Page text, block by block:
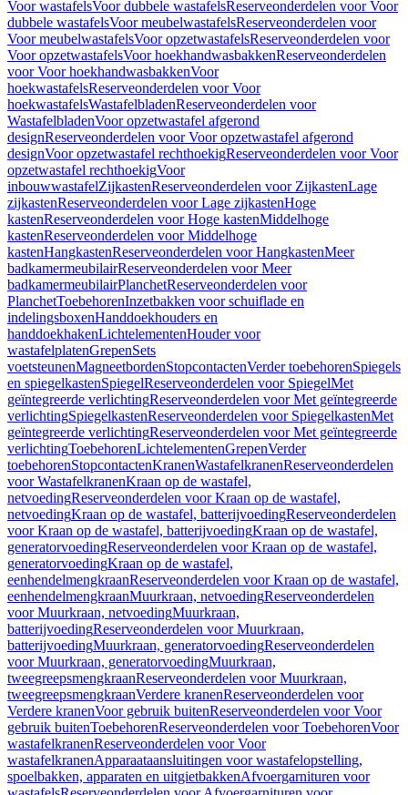
Voor wastafelsVoor dubbele wastafelsReserveonderdelen voor Voor
dubbele wastafelsVoor meubelwastafelsReserveonderdelen voor
Voor meubelwastafelsVoor opzetwastafelsReserveonderdelen voor
Voor opzetwastafelsVoor hoekhandwasbakkenReserveonderdelen
voor Voor hoekhandwasbakkenVoor
hoekwastafelsReserveonderdelen voor Voor
hoekwastafelsWastafelbladenReserveonderdelen voor
WastafelbladenVoor opzetwastafel afgerond
designReserveonderdelen voor Voor opzetwastafel afgerond
designVoor opzetwastafel rechthoekigReserveonderdelen voor Voor
opzetwastafel rechthoekigVoor
inbouwwastafelZijkastenReserveonderdelen voor ZijkastenLage
zijkastenReserveonderdelen voor Lage zijkastenHoge
kastenReserveonderdelen voor Hoge kastenMiddelhoge
kastenReserveonderdelen voor Middelhoge
kastenHangkastenReserveonderdelen voor HangkastenMeer
badkamermeubilairReserveonderdelen voor Meer
badkamermeubilairPlanchetReserveonderdelen voor
PlanchetToebehorenInzetbakken voor schuiflade en
indelingsboxenHanddoekhouders en
handdoekhakenLichtelementenHouder voor
wastafelplatenGrepenSets
voetsteunenMagneetbordenStopcontactenVerder toebehorenSpiegels
en spiegelkastenSpiegelReserveonderdelen voor SpiegelMet
geïntegreerde verlichtingReserveonderdelen voor Met geïntegreerde
verlichtingSpiegelkastenReserveonderdelen voor SpiegelkastenMet
geïntegreerde verlichtingReserveonderdelen voor Met geïntegreerde
verlichtingToebehorenLichtelementenGrepenVerder
toebehorenStopcontactenKranenWastafelkranenReserveonderdelen
voor WastafelkranenKraan op de wastafel,
netvoedingReserveonderdelen voor Kraan op de wastafel,
netvoedingKraan op de wastafel, batterijvoedingReserveonderdelen
voor Kraan op de wastafel, batterijvoedingKraan op de wastafel,
generatorvoedingReserveonderdelen voor Kraan op de wastafel,
generatorvoedingKraan op de wastafel,
eenhendelmengkraanReserveonderdelen voor Kraan op de wastafel,
eenhendelmengkraanMuurkraan, netvoedingReserveonderdelen
voor Muurkraan, netvoedingMuurkraan,
batterijvoedingReserveonderdelen voor Muurkraan,
batterijvoedingMuurkraan, generatorvoedingReserveonderdelen
voor Muurkraan, generatorvoedingMuurkraan,
tweegreepsmengkraanReserveonderdelen voor Muurkraan,
tweegreepsmengkraanVerdere kranenReserveonderdelen voor
Verdere kranenVoor gebruik buitenReserveonderdelen voor Voor
gebruik buitenToebehorenReserveonderdelen voor ToebehorenVoor
wastafelkranenReserveonderdelen voor Voor
wastafelkranenApparaataansluitingen voor wastafelopstelling,
spoelbakken, apparaten en uitgietbakkenAfvoergarnituren voor